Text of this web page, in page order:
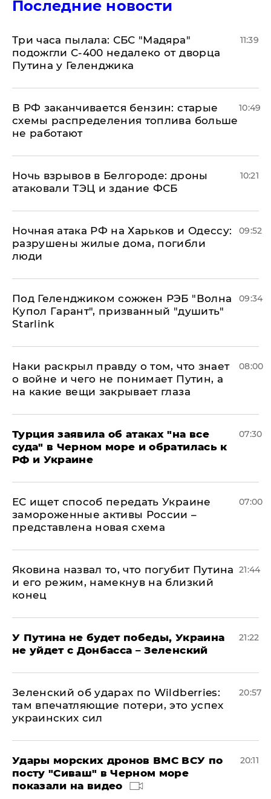
Последние новости
Три часа пылала: СБС "Мадяра"
подожгли С-400 недалеко от дворца
Путина у Геленджика
11:39
​В РФ заканчивается бензин: старые
схемы распределения топлива больше
не работают
10:49
​Ночь взрывов в Белгороде: дроны
атаковали ТЭЦ и здание ФСБ
10:21
​Ночная атака РФ на Харьков и Одессу:
разрушены жилые дома, погибли
люди
09:52
Под Геленджиком сожжен РЭБ "Волна
Купол Гарант", призванный "душить"
Starlink
09:34
Наки раскрыл правду о том, что знает
о войне и чего не понимает Путин, а
на какие вещи закрывает глаза
08:00
Турция заявила об атаках "на все
суда" в Черном море и обратилась к
РФ и Украине
07:30
ЕС ищет способ передать Украине
замороженные активы России –
представлена новая схема
07:00
Яковина назвал то, что погубит Путина
и его режим, намекнув на близкий
конец
21:44
У Путина не будет победы, Украина
не уйдет с Донбасса – Зеленский
21:22
Зеленский об ударах по Wildberries:
там впечатляющие потери, это успех
украинских сил
20:57
Удары морских дронов ВМС ВСУ по
посту "Сиваш" в Черном море
показали на видео
20:11